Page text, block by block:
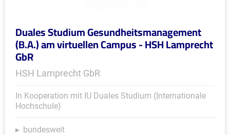
Duales Studium Gesundheitsmanagement
(B.A.) am virtuellen Campus - HSH Lamprecht
GbR
HSH Lamprecht GbR
In Kooperation mit IU Duales Studium (Internationale
Hochschule)
bundesweit